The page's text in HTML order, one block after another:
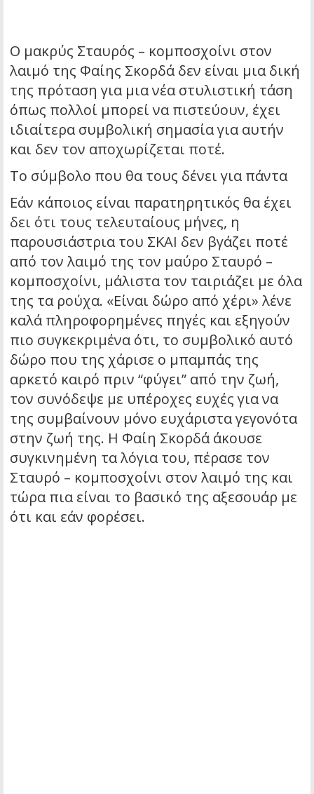
Ο μακρύς Σταυρός – κομποσχοίνι στον
λαιμό της Φαίης Σκορδά δεν είναι μια δική
της πρόταση για μια νέα στυλιστική τάση
όπως πολλοί μπορεί να πιστεύουν, έχει
ιδιαίτερα συμβολική σημασία για αυτήν
και δεν τον αποχωρίζεται ποτέ.
Το σύμβολο που θα τους δένει για πάντα
Εάν κάποιος είναι παρατηρητικός θα έχει
δει ότι τους τελευταίους μήνες, η
παρουσιάστρια του ΣΚΑΙ δεν βγάζει ποτέ
από τον λαιμό της τον μαύρο Σταυρό –
κομποσχοίνι, μάλιστα τον ταιριάζει με όλα
της τα ρούχα. «Είναι δώρο από χέρι» λένε
καλά πληροφορημένες πηγές και εξηγούν
πιο συγκεκριμένα ότι, το συμβολικό αυτό
δώρο που της χάρισε ο μπαμπάς της
αρκετό καιρό πριν “φύγει” από την ζωή,
τον συνόδεψε με υπέροχες ευχές για να
της συμβαίνουν μόνο ευχάριστα γεγονότα
στην ζωή της. Η Φαίη Σκορδά άκουσε
συγκινημένη τα λόγια του, πέρασε τον
Σταυρό – κομποσχοίνι στον λαιμό της και
τώρα πια είναι το βασικό της αξεσουάρ με
ότι και εάν φορέσει.